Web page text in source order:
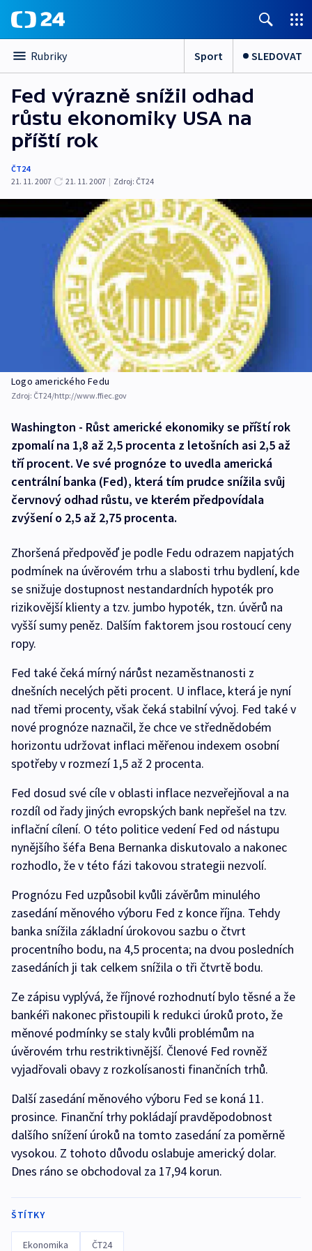
Rubriky Sport SLEDOVAT
Fed výrazně snížil odhad
růstu ekonomiky USA na
příští rok
ČT24
21. 11. 2007
21. 11. 2007 | Zdroj: ČT24
Logo amerického Fedu
Zdroj: ČT24/http://www.ffiec.gov
Washington - Růst americké ekonomiky se příští rok
zpomalí na 1,8 až 2,5 procenta z letošních asi 2,5 až
tří procent. Ve své prognóze to uvedla americká
centrální banka (Fed), která tím prudce snížila svůj
červnový odhad růstu, ve kterém předpovídala
zvýšení o 2,5 až 2,75 procenta.
Zhoršená předpověď je podle Fedu odrazem napjatých
podmínek na úvěrovém trhu a slabosti trhu bydlení, kde
se snižuje dostupnost nestandardních hypoték pro
rizikovější klienty a tzv. jumbo hypoték, tzn. úvěrů na
vyšší sumy peněz. Dalším faktorem jsou rostoucí ceny
ropy.
Fed také čeká mírný nárůst nezaměstnanosti z
dnešních necelých pěti procent. U inflace, která je nyní
nad třemi procenty, však čeká stabilní vývoj. Fed také v
nové prognóze naznačil, že chce ve střednědobém
horizontu udržovat inflaci měřenou indexem osobní
spotřeby v rozmezí 1,5 až 2 procenta.
Fed dosud své cíle v oblasti inflace nezveřejňoval a na
rozdíl od řady jiných evropských bank nepřešel na tzv.
inflační cílení. O této politice vedení Fed od nástupu
nynějšího šéfa Bena Bernanka diskutovalo a nakonec
rozhodlo, že v této fázi takovou strategii nezvolí.
Prognózu Fed uzpůsobil kvůli závěrům minulého
zasedání měnového výboru Fed z konce října. Tehdy
banka snížila základní úrokovou sazbu o čtvrt
procentního bodu, na 4,5 procenta; na dvou posledních
zasedáních ji tak celkem snížila o tři čtvrtě bodu.
Ze zápisu vyplývá, že říjnové rozhodnutí bylo těsné a že
bankéři nakonec přistoupili k redukci úroků proto, že
měnové podmínky se staly kvůli problémům na
úvěrovém trhu restriktivnější. Členové Fed rovněž
vyjadřovali obavy z rozkolísanosti finančních trhů.
Další zasedání měnového výboru Fed se koná 11.
prosince. Finanční trhy pokládají pravděpodobnost
dalšího snížení úroků na tomto zasedání za poměrně
vysokou. Z tohoto důvodu oslabuje americký dolar.
Dnes ráno se obchodoval za 17,94 korun.
ŠTÍTKY
Ekonomika ČT24